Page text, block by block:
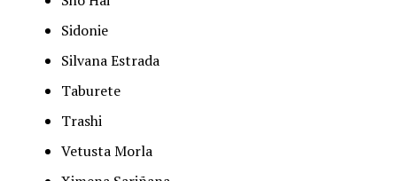
Sidonie
Silvana Estrada
Taburete
Trashi
Vetusta Morla